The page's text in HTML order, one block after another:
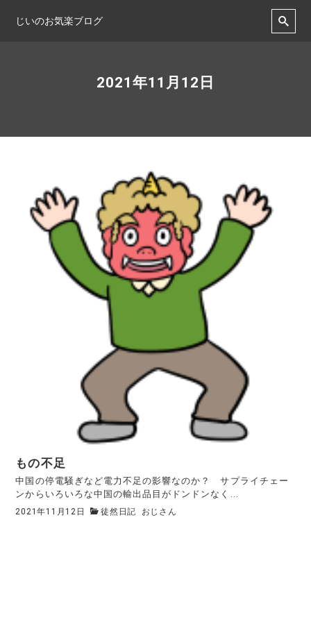
じいのお気楽ブログ
2021年11月12日
もの不足
中国の停電騒ぎなど電力不足の影響なのか？ サプライチェー
ンからいろいろな中国の輸出品目がドンドンなく...
2021年11月12日 徒然日記 おじさん